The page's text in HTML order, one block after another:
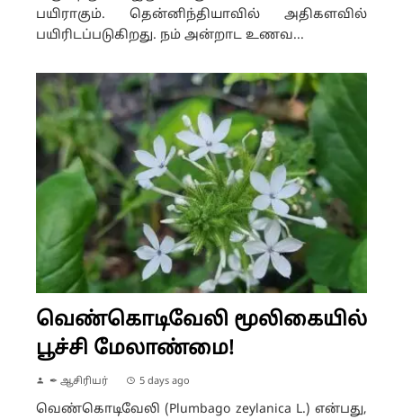
பயிராகும். தென்னிந்தியாவில் அதிகளவில்
பயிரிடப்படுகிறது. நம் அன்றாட உணவ...
வெண்கொடிவேலி மூலிகையில்
பூச்சி மேலாண்மை!
✒ ஆசிரியர் 5 days ago
வெண்கொடிவேலி (Plumbago zeylanica L.) என்பது,